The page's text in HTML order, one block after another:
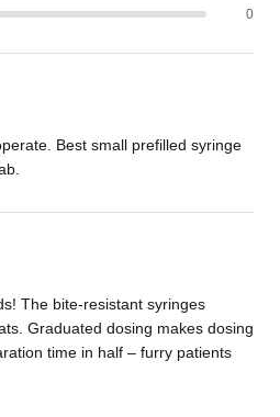
0
Best small prefilled syringe
The bite-resistant syringes
Graduated dosing makes dosing
time in half – furry patients